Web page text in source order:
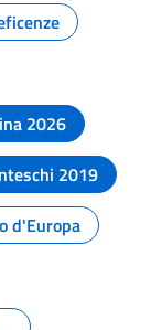
2026
2019
d'Europa